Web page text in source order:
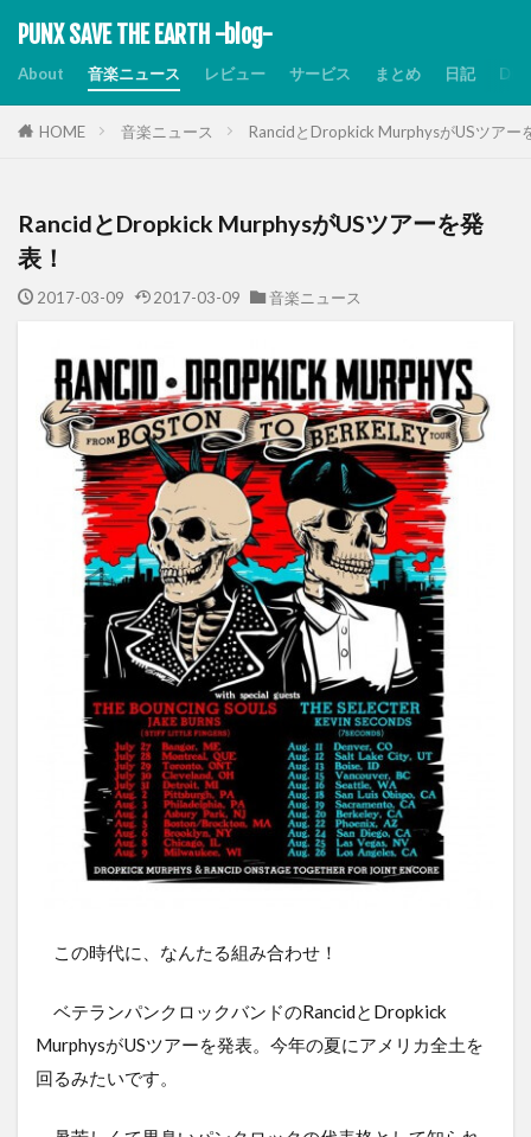
PUNX SAVE THE EARTH -blog-
About 音楽ニュース レビュー サービス まとめ 日記
HOME 音楽ニュース RancidとDropkick MurphysがUSツアー
RancidとDropkick MurphysがUSツアーを発
表！
2017-03-09 2017-03-09 音楽ニュース
この時代に、なんたる組み合わせ！
ベテランパンクロックバンドのRancidとDropkick
MurphysがUSツアーを発表。今年の夏にアメリカ全土を
回るみたいです。